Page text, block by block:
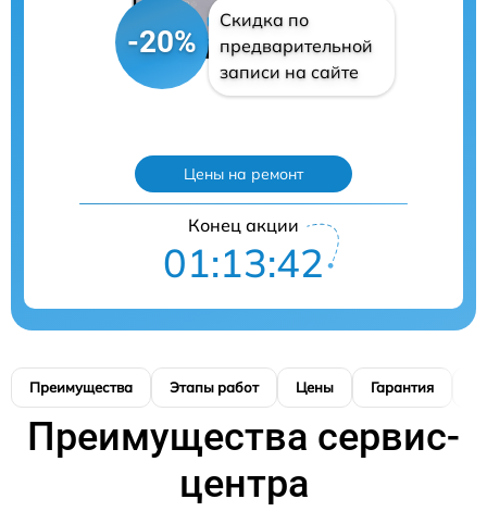
-20%
Скидка по
предварительной
записи на сайте
Цены на ремонт
Конец акции
01:13:41
Преимущества Этапы работ Цены Гарантия
Преимущества сервис-
центра